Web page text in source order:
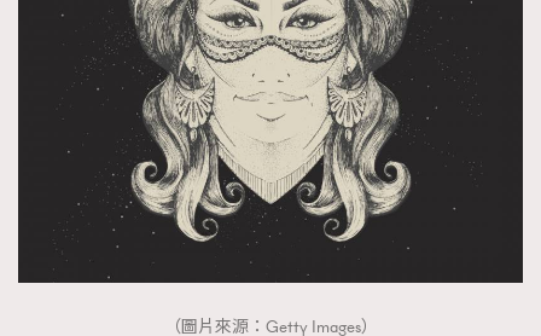
（圖片來源：Getty Images）